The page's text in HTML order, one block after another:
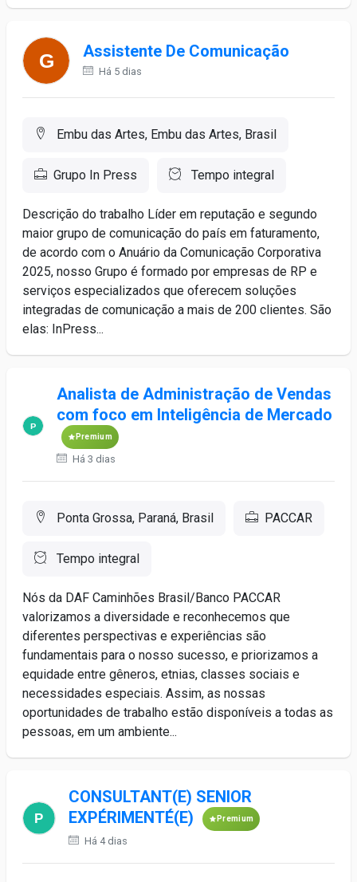
Assistente De Comunicação
Há 5 dias
Embu das Artes, Embu das Artes, Brasil
Grupo In Press Tempo integral
Descrição do trabalho Líder em reputação e segundo
maior grupo de comunicação do país em faturamento,
de acordo com o Anuário da Comunicação Corporativa
2025, nosso Grupo é formado por empresas de RP e
serviços especializados que oferecem soluções
integradas de comunicação a mais de 200 clientes. São
elas: InPress...
Analista de Administração de Vendas
com foco em Inteligência de Mercado
Premium
Há 3 dias
Ponta Grossa, Paraná, Brasil PACCAR
Tempo integral
Nós da DAF Caminhões Brasil/Banco PACCAR
valorizamos a diversidade e reconhecemos que
diferentes perspectivas e experiências são
fundamentais para o nosso sucesso, e priorizamos a
equidade entre gêneros, etnias, classes sociais e
necessidades especiais. Assim, as nossas
oportunidades de trabalho estão disponíveis a todas as
pessoas, em um ambiente...
CONSULTANT(E) SENIOR
EXPÉRIMENTÉ(E)
Premium
Há 4 dias